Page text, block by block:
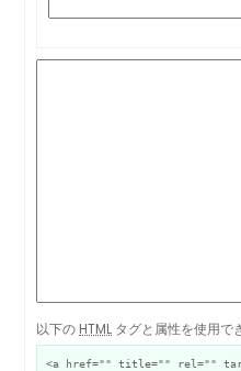
以下の HTML タグと属性を使用で
<a href="" title="" rel=""